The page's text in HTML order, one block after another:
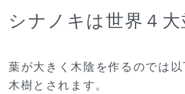
シナノキは世界４
葉が大きく木陰を作るのでは
木樹とされます。